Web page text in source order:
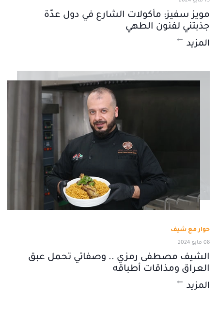
مويز سفيز: مأكولات الشارع في دول عدّة
جذبتني لفنون الطهي
المزيد
حوار مع شيف
08 مايو 2024
الشيف مصطفى رمزي .. وصفاتي تحمل عبق
العراق ومذاقات أطباقه
المزيد